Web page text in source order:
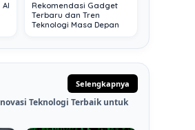
Rekomendasi Gadget
Terbaru dan Tren
Teknologi Masa Depan
Selengkapnya
Teknologi Terbaik untuk